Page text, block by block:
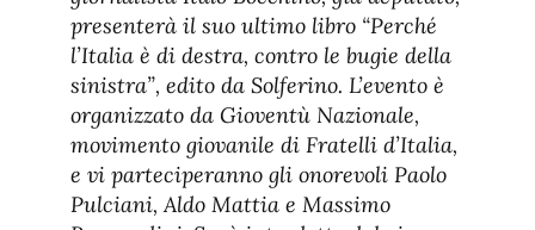
presenterà il suo ultimo libro “Perché
l’Italia è di destra, contro le bugie della
sinistra”, edito da Solferino. L’evento è
organizzato da Gioventù Nazionale,
movimento giovanile di Fratelli d’Italia,
e vi parteciperanno gli onorevoli Paolo
Pulciani, Aldo Mattia e Massimo